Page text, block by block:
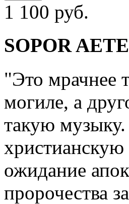
1 100 руб.
SOPOR
"Это мрачнее
могиле, а
такую
ожидание
пророчества